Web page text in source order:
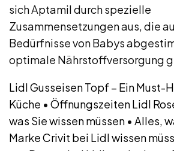
sich Aptamil durch spezielle
Zusammensetzungen aus, die
Bedürfnisse von Babys
optimale Nährstoffversorgung
Lidl Gusseisen Topf – Ein Must-
Küche • Öffnungszeiten Lidl
was Sie wissen müssen • Alles,
Marke Crivit bei Lidl wissen